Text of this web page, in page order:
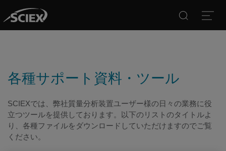
各種サポート資料・ツール
SCIEXでは、弊社質量分析装置ユーザー様の日々の業務に役
立つツールを提供しております。以下のリストのタイトルよ
り、各種ファイルをダウンロードしていただけますのでご覧
ください。